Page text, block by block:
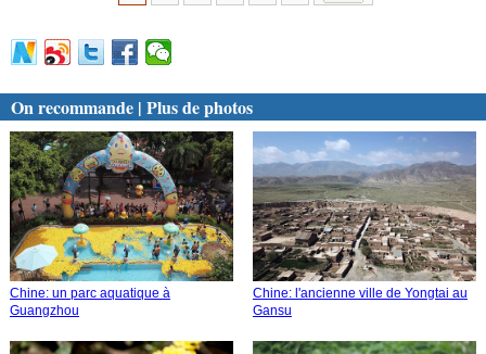
On recommande | Plus de photos
Chine: un parc aquatique à
Guangzhou
Chine: l'ancienne ville de Yongtai au
Gansu